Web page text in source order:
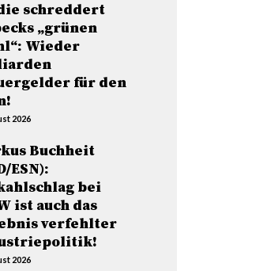
schreddert
„grünen
Wieder
für den
2026
Buchheit
ESN):
bei
ist auch das
verfehlter
2026